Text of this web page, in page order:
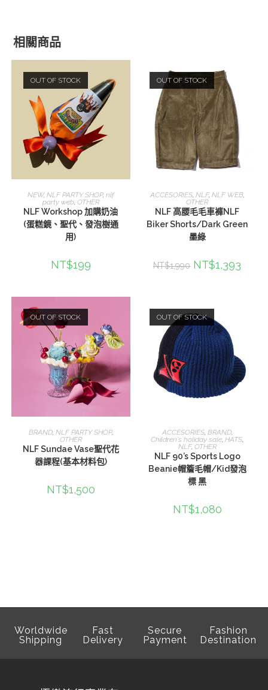
相關商品
OUT OF STOCK
選擇規格
NEW, NLF PARTY SHOP, nlf
party web, OTHER
NLF Workshop 加購奶油
(蛋糕鏡、聖代、發泡樹通
用)
NT$199
OUT OF STOCK
選擇規格
ACCESORIES, NLF, NLF WEB,
OTHER
NLF 高腰毛毛車褲NLF
Biker Shorts/Dark Green
墨綠
NT$1,990 NT$1,393
OUT OF STOCK
查看內容
BRAND, NLF PARTY SHOP,
OTHER
NLF Sundae Vase聖代花
器課程(基本材料包)
NT$1,500
OUT OF STOCK
查看內容
ACCESORIES, BRAND,
Children's holiday sale ,HATS
NLF, OTHER
NLF 90’s Sports Logo
Beanie帽簷毛帽/Kid發泡
標 黑
NT$1,080
Worldwide
Shipping
Fast
Delivery
Secure
Payment
Fashion
Destination